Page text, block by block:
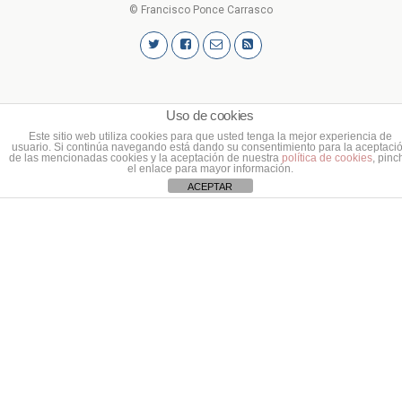
© Francisco Ponce Carrasco
Uso de cookies
Este sitio web utiliza cookies para que usted tenga la mejor experiencia de
usuario. Si continúa navegando está dando su consentimiento para la
de las mencionadas cookies y la aceptación de nuestra política de cookies,
el enlace para mayor información.
ACEPTAR